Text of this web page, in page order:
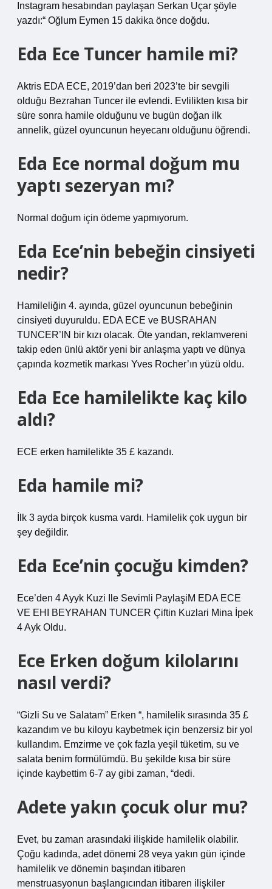
Instagram hesabından paylaşan Serkan Uçar şöyle
yazdı:“ Oğlum Eymen 15 dakika önce doğdu.
Eda Ece Tuncer hamile mi?
Aktris EDA ECE, 2019’dan beri 2023’te bir sevgili
olduğu Bezrahan Tuncer ile evlendi. Evlilikten kısa bir
süre sonra hamile olduğunu ve bugün doğan ilk
annelik, güzel oyuncunun heyecanı olduğunu öğrendi.
Eda Ece normal doğum mu
yaptı sezeryan mı?
Normal doğum için ödeme yapmıyorum.
Eda Ece’nin bebeğin cinsiyeti
nedir?
Hamileliğin 4. ayında, güzel oyuncunun bebeğinin
cinsiyeti duyuruldu. EDA ECE ve BUSRAHAN
TUNCER’IN bir kızı olacak. Öte yandan, reklamvereni
takip eden ünlü aktör yeni bir anlaşma yaptı ve dünya
çapında kozmetik markası Yves Rocher’ın yüzü oldu.
Eda Ece hamilelikte kaç kilo
aldı?
ECE erken hamilelikte 35 £ kazandı.
Eda hamile mi?
İlk 3 ayda birçok kusma vardı. Hamilelik çok uygun bir
şey değildir.
Eda Ece’nin çocuğu kimden?
Ece’den 4 Ayyk Kuzi Ile Sevimli PaylaşiM EDA ECE
VE EHI BEYRAHAN TUNCER Çiftin Kuzlari Mina İpek
4 Ayk Oldu.
Ece Erken doğum kilolarını
nasıl verdi?
“Gizli Su ve Salatam” Erken “, hamilelik sırasında 35 £
kazandım ve bu kiloyu kaybetmek için benzersiz bir yol
kullandım. Emzirme ve çok fazla yeşil tüketim, su ve
salata benim formülümdü. Bu şekilde kısa bir süre
içinde kaybettim 6-7 ay gibi zaman, “dedi.
Adete yakın çocuk olur mu?
Evet, bu zaman arasındaki ilişkide hamilelik olabilir.
Çoğu kadında, adet dönemi 28 veya yakın gün içinde
hamilelik ve dönemin başından itibaren
menstruasyonun başlangıcından itibaren ilişkiler